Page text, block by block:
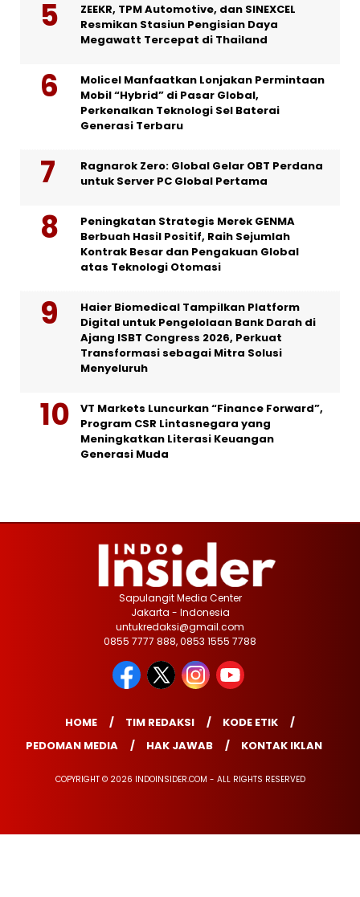
ZEEKR, TPM Automotive, dan SINEXCEL
Resmikan Stasiun Pengisian Daya
Megawatt Tercepat di Thailand
Molicel Manfaatkan Lonjakan Permintaan
Mobil “Hybrid” di Pasar Global,
Perkenalkan Teknologi Sel Baterai
Generasi Terbaru
Ragnarok Zero: Global Gelar OBT Perdana
untuk Server PC Global Pertama
Peningkatan Strategis Merek GENMA
Berbuah Hasil Positif, Raih Sejumlah
Kontrak Besar dan Pengakuan Global
atas Teknologi Otomasi
Haier Biomedical Tampilkan Platform
Digital untuk Pengelolaan Bank Darah di
Ajang ISBT Congress 2026, Perkuat
Transformasi sebagai Mitra Solusi
Menyeluruh
VT Markets Luncurkan “Finance Forward”,
Program CSR Lintasnegara yang
Meningkatkan Literasi Keuangan
Generasi Muda
Sapulangit Media Center
Jakarta - Indonesia
untukredaksi@gmail.com
0855 7777 888, 0853 1555 7788
HOME TIM REDAKSI
KODE ETIK
PEDOMAN MEDIA
HAK JAWAB KONTAK IKLAN
COPYRIGHT © 2026 INDOINSIDER.COM - ALL RIGHTS RESERVED